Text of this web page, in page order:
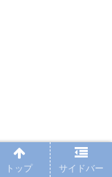
トップ サイドバー